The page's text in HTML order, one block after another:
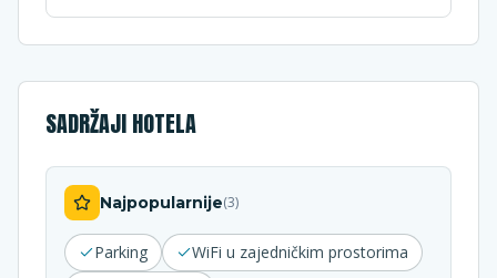
SADRŽAJI HOTELA
Najpopularnije(3)
Parking
WiFi u zajedničkim prostorima